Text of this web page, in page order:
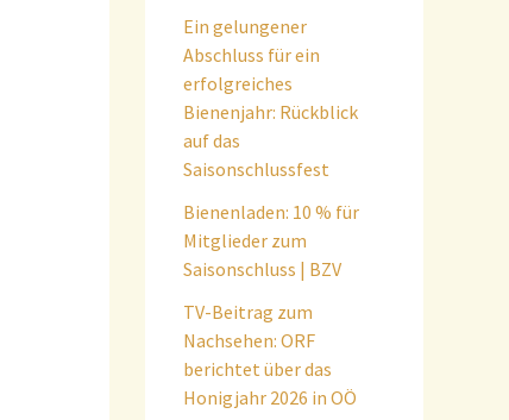
Ein gelungener
Abschluss für ein
erfolgreiches
Bienenjahr: Rückblick
auf das
Saisonschlussfest
Bienenladen: 10 % für
Mitglieder zum
Saisonschluss | BZV
TV-Beitrag zum
Nachsehen: ORF
berichtet über das
Honigjahr 2026 in OÖ